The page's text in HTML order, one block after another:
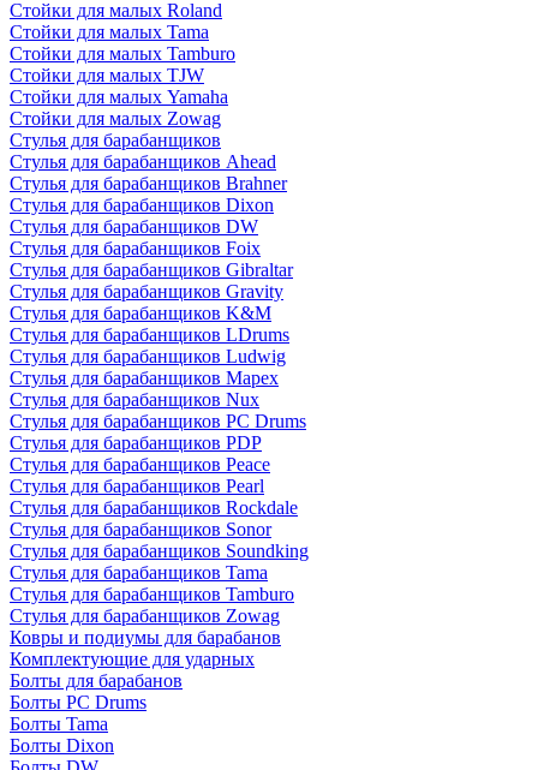
Стойки для малых Roland
Стойки для малых Tama
Стойки для малых Tamburo
Стойки для малых TJW
Стойки для малых Yamaha
Стойки для малых Zowag
Стулья для барабанщиков
Стулья для барабанщиков Ahead
Стулья для барабанщиков Brahner
Стулья для барабанщиков Dixon
Стулья для барабанщиков DW
Стулья для барабанщиков Foix
Стулья для барабанщиков Gibraltar
Стулья для барабанщиков Gravity
Стулья для барабанщиков K&M
Стулья для барабанщиков LDrums
Стулья для барабанщиков Ludwig
Стулья для барабанщиков Mapex
Стулья для барабанщиков Nux
Стулья для барабанщиков PC Drums
Стулья для барабанщиков PDP
Стулья для барабанщиков Peace
Стулья для барабанщиков Pearl
Стулья для барабанщиков Rockdale
Стулья для барабанщиков Sonor
Стулья для барабанщиков Soundking
Стулья для барабанщиков Tama
Стулья для барабанщиков Tamburo
Стулья для барабанщиков Zowag
Ковры и подиумы для барабанов
Комплектующие для ударных
Болты для барабанов
Болты PC Drums
Болты Tama
Болты Dixon